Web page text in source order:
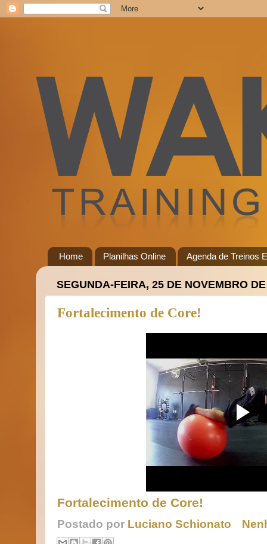
Home Planilhas Online Agenda de Treinos
SEGUNDA-FEIRA, 25 DE NOVEMBRO
Fortalecimento de Core!
Fortalecimento de Core!
Postado por Luciano Schionato